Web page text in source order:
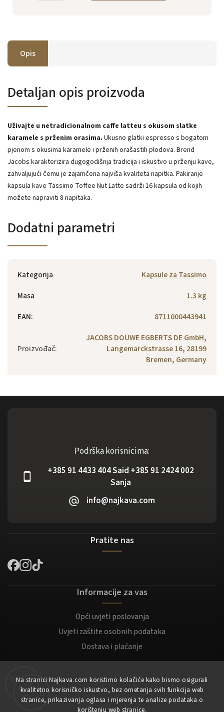
Na stranici Najkava.com koristimo kolačiće kako bismo osigurali
kvalitetno korisničko iskustvo, bez ometanja svih funkcija web
stranice, prikazivanja oglasa i mjerenja te analize podataka o
korištenju web stranice.
Opis
Detaljan opis proizvoda
Uživajte u netradicionalnom caffe latteu s okusom slatke
karamele s prženim orasima. Ukusno glatki espresso s bogatom
pjenom s okusima karamele i prženih orašastih plodova. Brend
Jacobs karakterizira dugogodišnja tradicija i iskustvo u prženju kave,
zahvaljujući čemu je zajamčena najviša kvaliteta napitka. Pakiranje
kapsula kave Tassimo Toffee Nut Latte sadrži 16 kapsula od kojih
možete napraviti 8 napitaka.
Dodatni parametri
Kategorija
Kapsule za Tassimo
Masa
1.3 kg
EAN: 8711000443941
Proizvođač:
JACOBS DOUWE EGBERTS DE GmbH,
Langemarckstrasse 16, 28199
Bremen, Germany
Podrška korisnicima:
+385 91 4433 404 Said +385 91 2424 002
Sanja
info@najkava.com
Pratite nas
Informacije za vas
Opći uvjeti poslovanja
Uvjeti zaštite osobnih podataka
Dostava i plaćanje
Moj račun